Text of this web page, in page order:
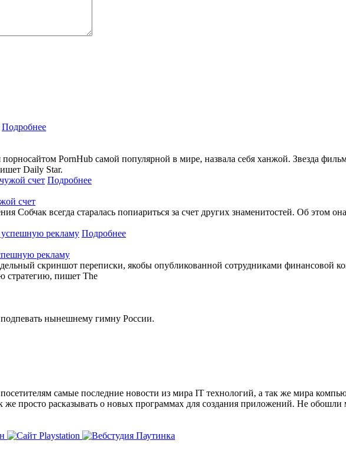
Подробнее
PornHub самой популярной в мире, назвала себя ханжой. Звезда
Daily Star.
Подробнее
счет
Собчак всегда старалась попиариться за счет других знаменитостей. Об этом
Подробнее
рекламу
скриншот переписки, якобы опубликованной сотрудниками финансовой
стратегию, пишет The
нынешнему гимну России.
самые последние новости из мира IT технологий, а так же мира
же просто расказывать о новых программах для создания приложений. Не